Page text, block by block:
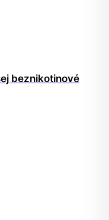
beznikotinové